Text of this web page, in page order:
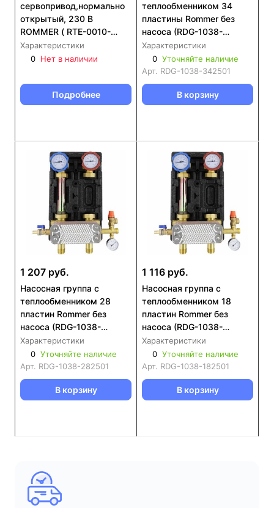
сервопривод,нормально
открытый, 230 В
ROMMER ( RTE-0010-
230002)
Характеристики
0 Нет в наличии
Подробнее
теплообменником 34
пластины Rommer без
насоса (RDG-1038-
342501)
Характеристики
0 Уточняйте наличие
Арт. RDG-1038-342501
В корзину
1 207 руб.
Насосная группа с
теплообменником 28
пластин Rommer без
насоса (RDG-1038-
282501)
Характеристики
0 Уточняйте наличие
Арт. RDG-1038-282501
В корзину
1 116 руб.
Насосная группа с
теплообменником 18
пластин Rommer без
насоса (RDG-1038-
182501)
Характеристики
0 Уточняйте наличие
Арт. RDG-1038-182501
В корзину